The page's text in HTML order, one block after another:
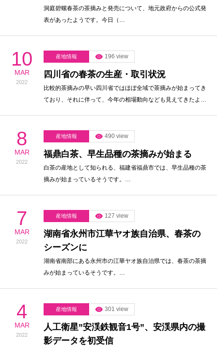
洞庭碧螺春茶の茶摘みと発売について、地元政府からの公式発
表があったようです。今日（…
10
MAR
2022
産地情報 196 view
四川省の春茶の生産・取引状況
比較的茶摘みの早い四川省ではほぼ全域で茶摘みが始まってき
ており、それに伴って、今年の相場動向なども見えてきたよ…
8
MAR
2022
産地情報 490 view
福鼎白茶、早生品種の茶摘みが始まる
白茶の産地として知られる、福建省福鼎市では、早生品種の茶
摘みが始まっているそうです。…
7
MAR
2022
産地情報 127 view
湖南省永州市江華ヤオ族自治県、春茶の
シーズンに
湖南省南部にある永州市の江華ヤオ族自治県では、春茶の茶摘
みが始まっているそうです。…
4
MAR
2022
産地情報 301 view
人工衛星”安渓鉄観音1号”、安渓県内の撮
影データを初受信